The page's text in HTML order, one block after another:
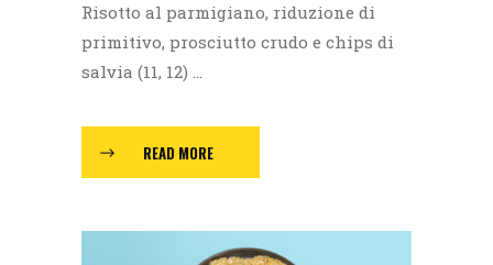
Risotto al parmigiano, riduzione di
primitivo, prosciutto crudo e chips di
salvia (11, 12) ...
READ MORE